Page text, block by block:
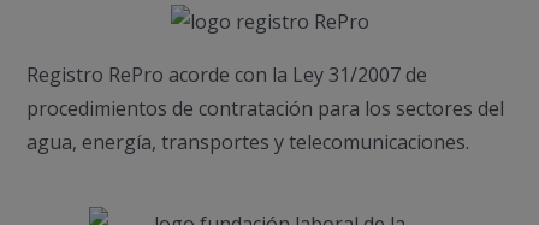
Registro RePro acorde con la Ley 31/2007 de
procedimientos de contratación para los sectores del
agua, energía, transportes y telecomunicaciones.